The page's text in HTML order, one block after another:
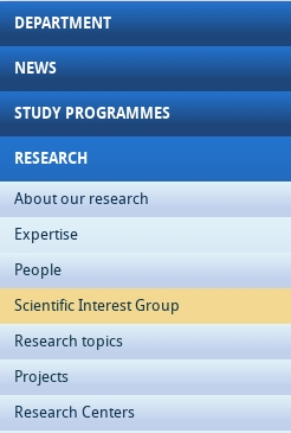
DEPARTMENT
NEWS
STUDY PROGRAMMES
RESEARCH
About our research
Expertise
People
Scientific Interest Group
Research topics
Projects
Research Centers